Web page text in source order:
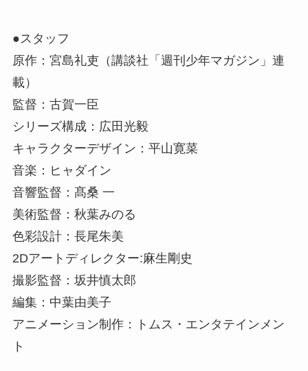
●スタッフ
原作：宮島礼吏（講談社「週刊少年マガジン」連
載）
監督：古賀一臣
シリーズ構成：広田光毅
キャラクターデザイン：平山寛菜
音楽：ヒャダイン
音響監督：髙桑 一
美術監督：秋葉みのる
色彩設計：長尾朱美
2Dアートディレクター:麻生剛史
撮影監督：坂井慎太郎
編集：中葉由美子
アニメーション制作：トムス・エンタテインメン
ト